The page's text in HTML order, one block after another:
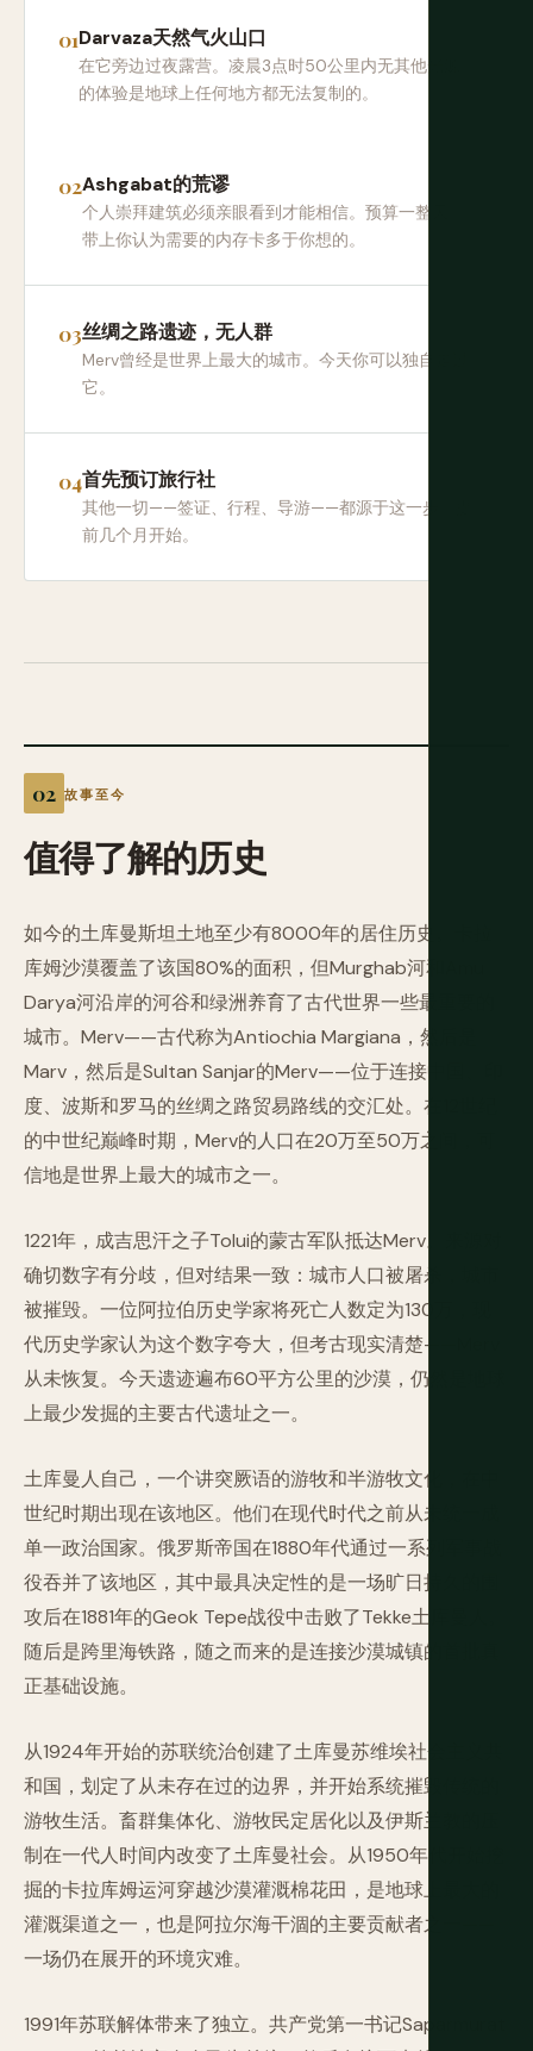
Darvaza天然气火山口
在它旁边过夜露营。凌晨3点时50公里内无其他光源
的体验是地球上任何地方都无法复制的。
Ashgabat的荒谬
个人崇拜建筑必须亲眼看到才能相信。预算一整天。
带上你认为需要的内存卡多于你想的。
丝绸之路遗迹，无人群
Merv曾经是世界上最大的城市。今天你可以独自走过
它。
首先预订旅行社
其他一切——签证、行程、导游——都源于这一步。提
前几个月开始。
故事至今
值得了解的历史
如今的土库曼斯坦土地至少有8000年的居住历史。卡拉
库姆沙漠覆盖了该国80%的面积，但Murghab河和Amu
Darya河沿岸的河谷和绿洲养育了古代世界一些最重要的
城市。Merv——古代称为Antiochia Margiana，然后是
Marv，然后是Sultan Sanjar的Merv——位于连接中国、印
度、波斯和罗马的丝绸之路贸易路线的交汇处。在12世纪
的中世纪巅峰时期，Merv的人口在20万至50万之间，可
信地是世界上最大的城市之一。
1221年，成吉思汗之子Tolui的蒙古军队抵达Merv。来源对
确切数字有分歧，但对结果一致：城市人口被屠杀，城市
被摧毁。一位阿拉伯历史学家将死亡人数定为130万，现
代历史学家认为这个数字夸大，但考古现实清楚——Merv
从未恢复。今天遗迹遍布60平方公里的沙漠，仍然是地球
上最少发掘的主要古代遗址之一。
土库曼人自己，一个讲突厥语的游牧和半游牧文化，在中
世纪时期出现在该地区。他们在现代时代之前从未统一成
单一政治国家。俄罗斯帝国在1880年代通过一系列军事战
役吞并了该地区，其中最具决定性的是一场旷日持久的围
攻后在1881年的Geok Tepe战役中击败了Tekke土库曼人。
随后是跨里海铁路，随之而来的是连接沙漠城镇的首批真
正基础设施。
从1924年开始的苏联统治创建了土库曼苏维埃社会主义共
和国，划定了从未存在过的边界，并开始系统摧毁传统的
游牧生活。畜群集体化、游牧民定居化以及伊斯兰教的压
制在一代人时间内改变了土库曼社会。从1950年代开始挖
掘的卡拉库姆运河穿越沙漠灌溉棉花田，是地球上最大的
灌溉渠道之一，也是阿拉尔海干涸的主要贡献者之一——
一场仍在展开的环境灾难。
1991年苏联解体带来了独立。共产党第一书记Saparmurat